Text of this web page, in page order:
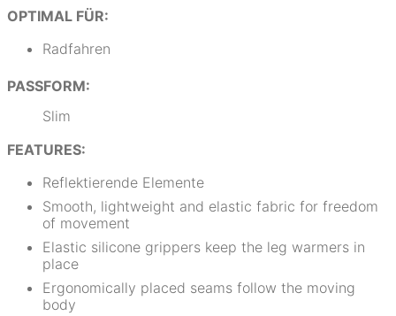
OPTIMAL FÜR:
Radfahren
PASSFORM:
Slim
FEATURES:
Reflektierende Elemente
Smooth, lightweight and elastic fabric for freedom
of movement
Elastic silicone grippers keep the leg warmers in
place
Ergonomically placed seams follow the moving
body